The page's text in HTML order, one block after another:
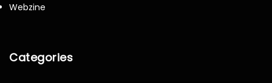
Webzine
Categories